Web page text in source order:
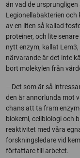
än vad de
Legionellabakterien
av en liten så kallad
proteiner, och lite
nytt enzym, kallat
närvarande är det inte
bort molekylen från
– Det som är så
den är annorlunda mot
chans att ta fram
biokemi, cellbiologi och
reaktivitet med våra
forskningsledare vid
författare till arbetet.